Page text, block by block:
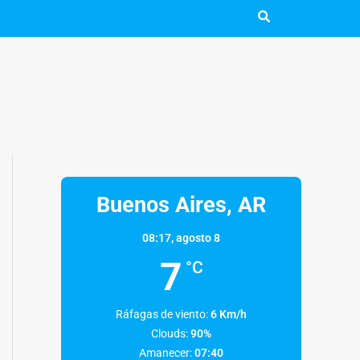
Buenos Aires, AR
08:17,agosto 8
7 °C
Ráfagas de viento:6 Km/h
Clouds:90%
Amanecer:07:40